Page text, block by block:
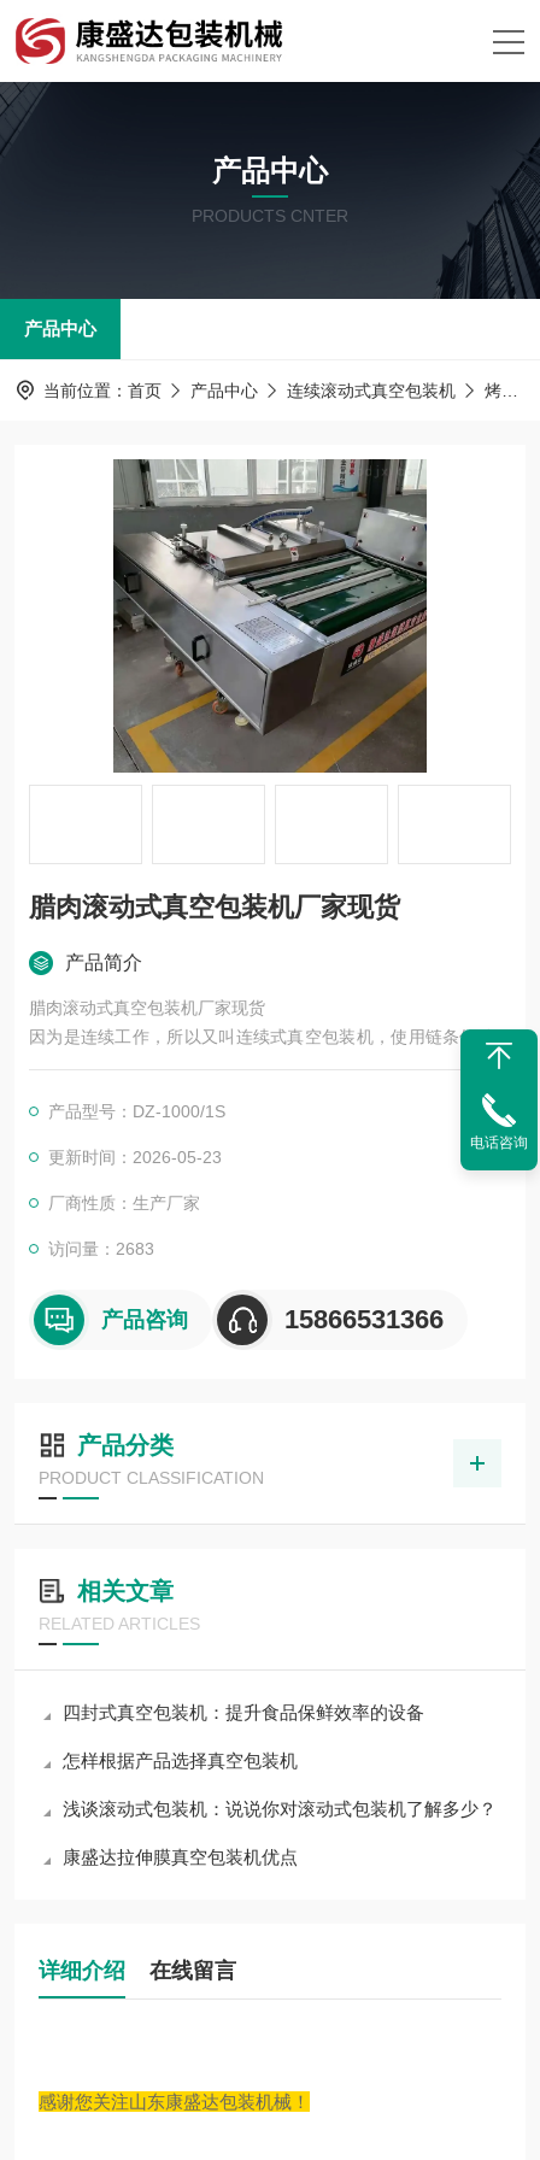
产品中心
PRODUCTS CNTER
产品中心
当前位置： 首页 产品中心 连续滚动式真空包装机 烤鸭滚动式包装机
腊肉滚动式真空包装机厂家现货
产品简介
腊肉滚动式真空包装机厂家现货
因为是连续工作，所以又叫连续式真空包装机，使用链条传动，
滚动输送，所以又叫做链条式真空包装机，翻滚式真空包装机。
大部分认为称其为滚动式真空包装机，同时又可以与其拉伸膜真
空包装机区别开。
产品型号：DZ-1000/1S
更新时间：2026-05-23
厂商性质：生产厂家
访问量：2683
产品咨询 15866531366
产品分类
PRODUCT CLASSIFICATION
相关文章
RELATED ARTICLES
四封式真空包装机：提升食品保鲜效率的设备
怎样根据产品选择真空包装机
浅谈滚动式包装机：说说你对滚动式包装机了解多少？
康盛达拉伸膜真空包装机优点
详细介绍 在线留言
感谢您关注山东康盛达包装机械！
电话咨询